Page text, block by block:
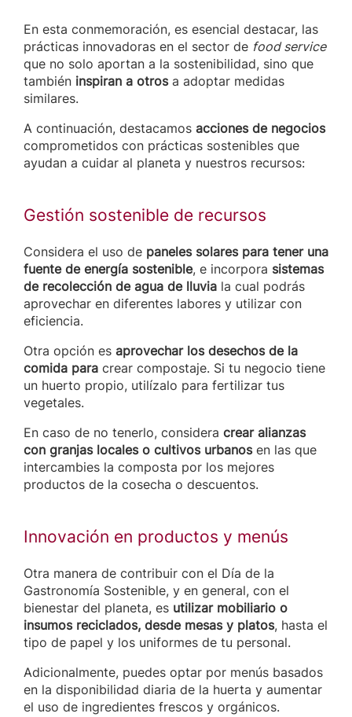
En esta conmemoración, es esencial destacar, las
prácticas innovadoras en el sector de food service
que no solo aportan a la sostenibilidad, sino que
también inspiran a otrosa adoptar medidas
similares.
A continuación, destacamos acciones de negocios
comprometidos con prácticas sostenibles que
ayudan a cuidar al planeta y nuestros recursos:
Gestión sostenible de recursos
Considera el uso de paneles solares para tener una
fuente de energía sostenible, e incorpora sistemas
de recolección de agua de lluvia la cual podrás
aprovechar en diferentes labores y utilizar con
eficiencia.
Otra opción es aprovechar los desechos de la
comida para crear compostaje. Si tu negocio tiene
un huerto propio, utilízalo para fertilizar tus
vegetales.
En caso de no tenerlo, considera crear alianzas
con granjas locales o cultivos urbanosen las que
intercambies la composta por los mejores
productos de la cosecha o descuentos.
Innovación en productos y menús
Otra manera de contribuir con el Día de la
Gastronomía Sostenible, y en general, con el
bienestar del planeta, es utilizar mobiliario o
insumos reciclados, desde mesas y platos, hasta el
tipo de papel y los uniformes de tu personal.
Adicionalmente, puedes optar por menús basados
en la disponibilidad diaria de la huerta y aumentar
el uso de ingredientes frescos y orgánicos.